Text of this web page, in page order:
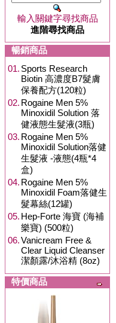
輸入關鍵字尋找商品
進階尋找商品
暢銷商品
01. Sports Research
Biotin 高濃度B7髮膚
保養配方(120粒)
02. Rogaine Men 5%
Minoxidil Solution 落
健液態生髮液(3瓶)
03. Rogaine Men 5%
Minoxidil Solution落健
生髮液 -液態(4瓶*4
盒)
04. Rogaine Men 5%
Minoxidil Foam落健生
髮幕絲(12罐)
05. Hep-Forte 海寶 (海補
樂寶) (500粒)
06.Vanicream Free &
Clear Liquid Cleanser
潔顏露/沐浴精 (8oz)
特價商品